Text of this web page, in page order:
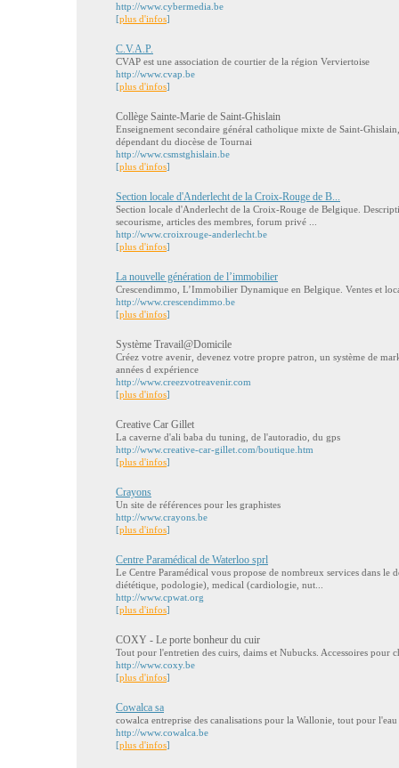
http://www.cybermedia.be
[plus d'infos]
C.V.A.P.
CVAP est une association de courtier de la région Verviertoise
http://www.cvap.be
[plus d'infos]
Collège Sainte-Marie de Saint-Ghislain
Enseignement secondaire général catholique mixte de Saint-
dépendant du diocèse de Tournai
http://www.csmstghislain.be
[plus d'infos]
Section locale d'Anderlecht de la Croix-Rouge de B...
Section locale d'Anderlecht de la Croix-Rouge de Belgique.
secourisme, articles des membres, forum privé ...
http://www.croixrouge-anderlecht.be
[plus d'infos]
La nouvelle génération de l’immobilier
Crescendimmo, L’Immobilier Dynamique en Belgique. Ventes et
http://www.crescendimmo.be
[plus d'infos]
Système Travail@Domicile
Créez votre avenir, devenez votre propre patron, un système de
années d expérience
http://www.creezvotreavenir.com
[plus d'infos]
Creative Car Gillet
La caverne d'ali baba du tuning, de l'autoradio, du gps
http://www.creative-car-gillet.com/boutique.htm
[plus d'infos]
Crayons
Un site de références pour les graphistes
http://www.crayons.be
[plus d'infos]
Centre Paramédical de Waterloo sprl
Le Centre Paramédical vous propose de nombreux services dans le
diététique, podologie), medical (cardiologie, nut...
http://www.cpwat.org
[plus d'infos]
COXY - Le porte bonheur du cuir
Tout pour l'entretien des cuirs, daims et Nubucks. Accessoires pour
http://www.coxy.be
[plus d'infos]
Cowalca sa
cowalca entreprise des canalisations pour la Wallonie, tout pour
http://www.cowalca.be
[plus d'infos]